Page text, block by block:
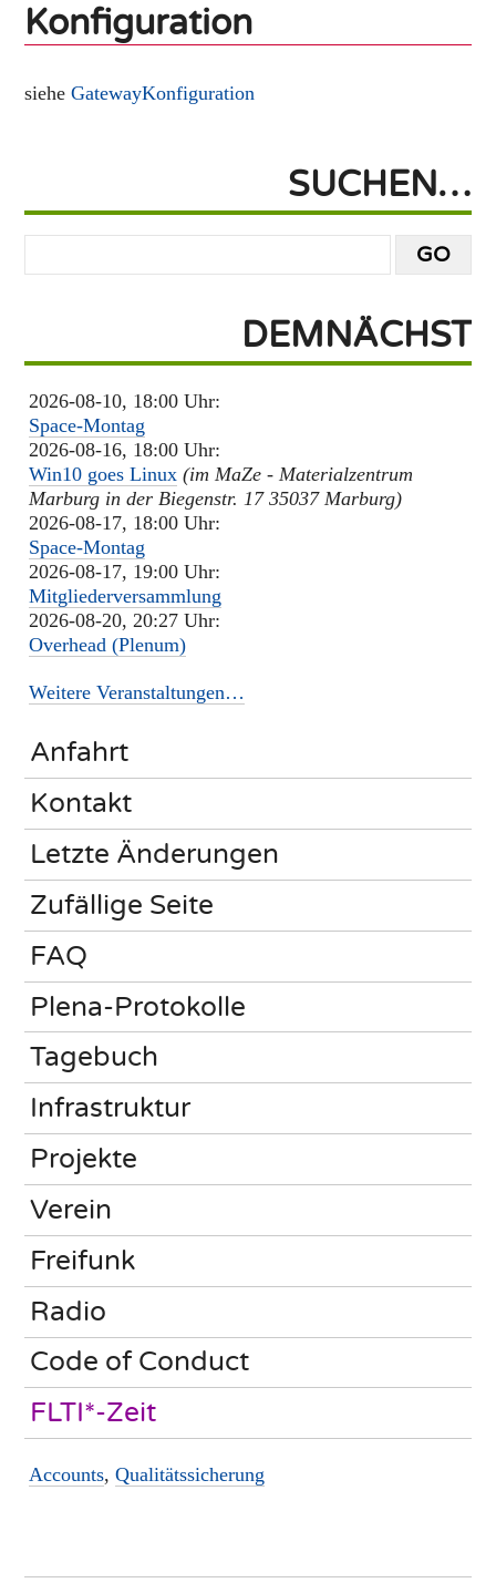
Konfiguration
sieheGatewayKonfiguration
SUCHEN…
DEMNÄCHST
2026-08-10, 18:00 Uhr:
Space-Montag
2026-08-16, 18:00 Uhr:
Win10 goes Linux (im MaZe - Materialzentrum
Marburg in der Biegenstr. 17 35037 Marburg)
2026-08-17, 18:00 Uhr:
Space-Montag
2026-08-17, 19:00 Uhr:
Mitgliederversammlung
2026-08-20, 20:27 Uhr:
Overhead (Plenum)
Weitere Veranstaltungen…
Anfahrt
Kontakt
Letzte Änderungen
Zufällige Seite
FAQ
Plena-Protokolle
Tagebuch
Infrastruktur
Projekte
Verein
Freifunk
Radio
Code of Conduct
FLTI*-Zeit
Accounts, Qualitätssicherung